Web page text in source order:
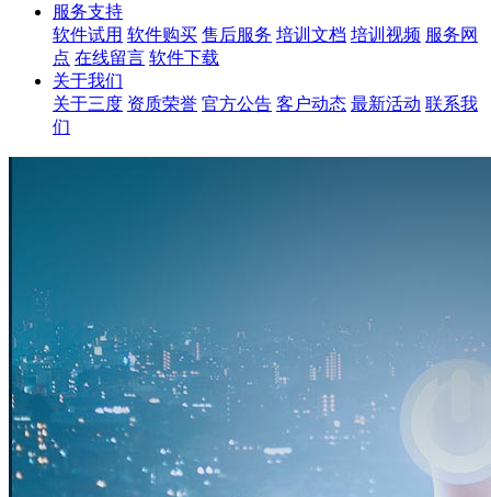
服务支持
软件试用 软件购买 售后服务 培训文档 培训视频 服务网
点 在线留言 软件下载
关于我们
关于三度 资质荣誉 官方公告 客户动态 最新活动 联系我
们